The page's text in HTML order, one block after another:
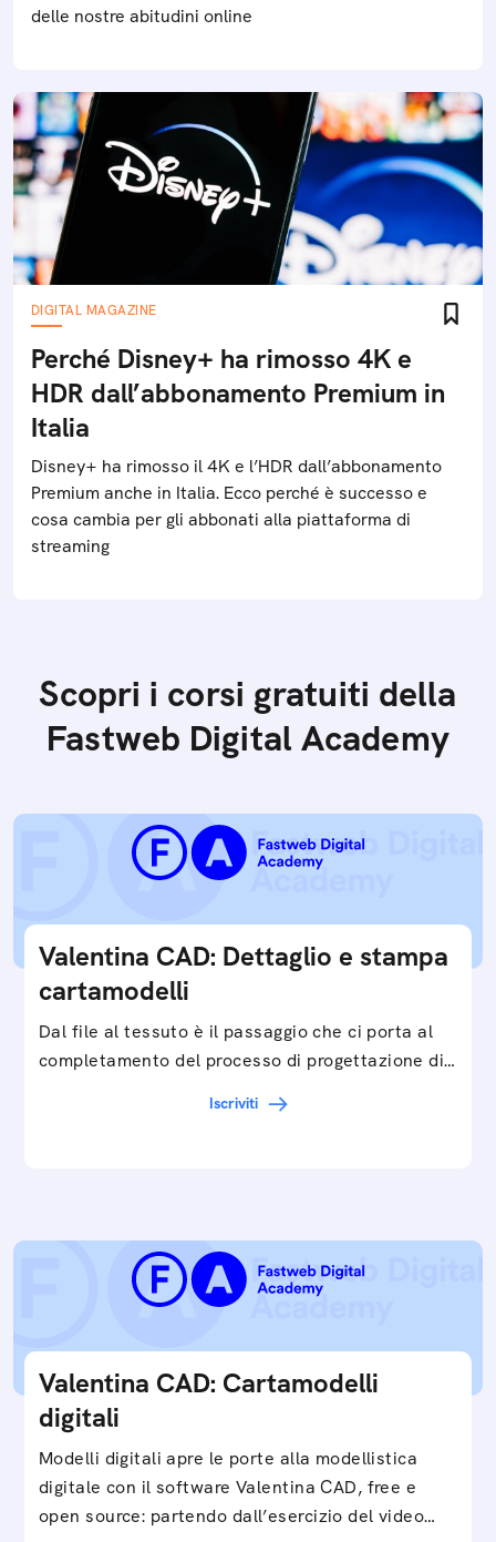
delle nostre abitudini online
DIGITAL MAGAZINE
Perché Disney+ ha rimosso 4K e
HDR dall’abbonamento Premium in
Italia
Disney+ ha rimosso il 4K e l’HDR dall’abbonamento
Premium anche in Italia. Ecco perché è successo e
cosa cambia per gli abbonati alla piattaforma di
streaming
Scopri i corsi gratuiti della
Fastweb Digital Academy
Valentina CAD: Dettaglio e stampa
cartamodelli
Dal file al tessuto è il passaggio che ci porta al
completamento del processo di progettazione di
Iscriviti
Valentina CAD: Cartamodelli
digitali
Modelli digitali apre le porte alla modellistica
digitale con il software Valentina CAD, free e
open source: partendo dall’esercizio del video…